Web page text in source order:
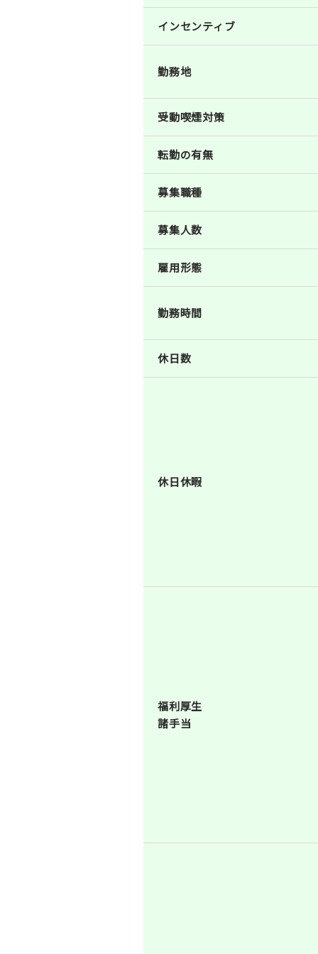
インセンティブ
勤務地
受動喫煙対策
転勤の有無
募集職種
募集人数
雇用形態
勤務時間
休日数
休日休暇
福利厚生
諸手当